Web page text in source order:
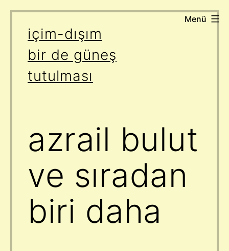
geç
içim-dışım
bir de güneş
tutulması
Menü
azrail bulut
ve sıradan
biri daha